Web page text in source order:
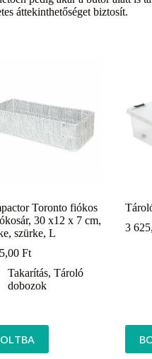
áttekinthetőséget biztosít.
Toronto fiókos
30 x12 x 7 cm,
szürke, L
Ft
Takarítás,Tároló
dobozok
3